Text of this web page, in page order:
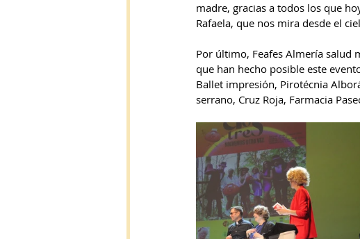
madre, gracias a todos los que
Rafaela, que nos mira desde el
Por último, Feafes Almería salud
que han hecho posible este
Ballet impresión, Pirotécnia
serrano, Cruz Roja, Farmacia